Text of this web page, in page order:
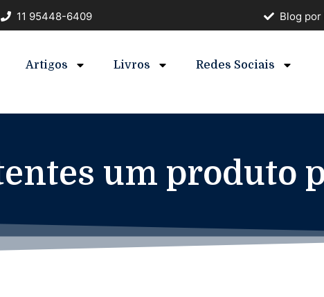
11 95448-6409 Blog por
Artigos Livros Redes Sociais
um produto